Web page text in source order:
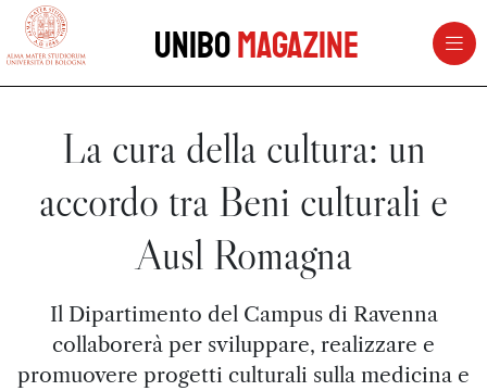
vai al contenuto della pagina
UniboMagazine
La cura della cultura: un
accordo tra Beni culturali e
Ausl Romagna
Il Dipartimento del Campus di Ravenna
collaborerà per sviluppare, realizzare e
promuovere progetti culturali sulla medicina e